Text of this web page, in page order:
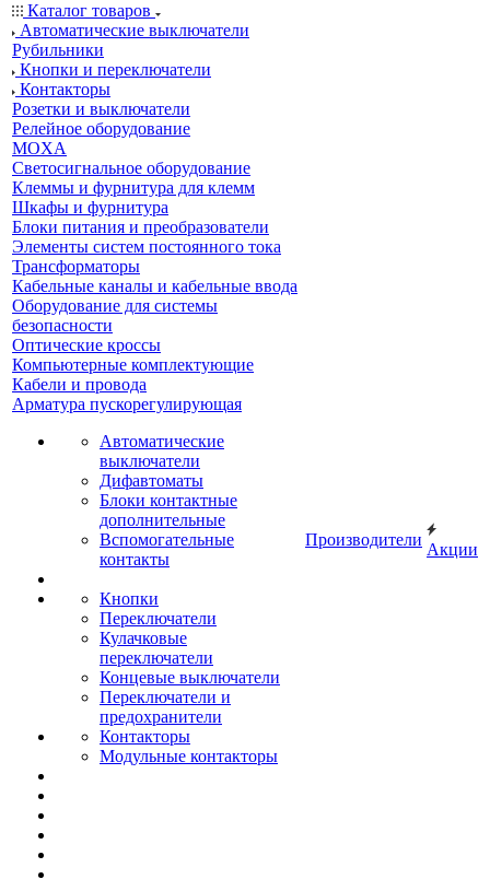
Каталог товаров
Автоматические выключатели
Рубильники
Кнопки и переключатели
Контакторы
Розетки и выключатели
Релейное оборудование
MOXA
Светосигнальное оборудование
Клеммы и фурнитура для клемм
Шкафы и фурнитура
Блоки питания и преобразователи
Элементы систем постоянного тока
Трансформаторы
Кабельные каналы и кабельные ввода
Оборудование для системы
безопасности
Оптические кроссы
Компьютерные комплектующие
Кабели и провода
Арматура пускорегулирующая
Автоматические
выключатели
Дифавтоматы
Блоки контактные
дополнительные
Вспомогательные
контакты
Кнопки
Переключатели
Кулачковые
переключатели
Концевые выключатели
Переключатели и
предохранители
Контакторы
Модульные контакторы
Производители
Акции